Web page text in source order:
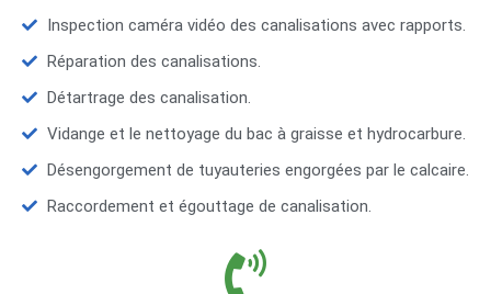
Inspection caméra vidéo des canalisations avec rapports.
Réparation des canalisations.
Détartrage des canalisation.
Vidange et le nettoyage du bac à graisse et hydrocarbure.
Désengorgement de tuyauteries engorgées par le calcaire.
Raccordement et égouttage de canalisation.